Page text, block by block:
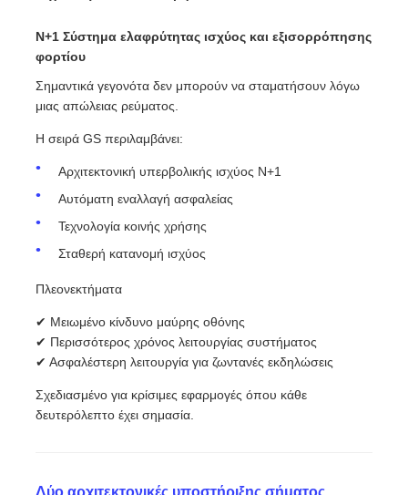
N+1 Σύστημα ελαφρύτητας ισχύος και εξισορρόπησης
φορτίου
Σημαντικά γεγονότα δεν μπορούν να σταματήσουν λόγω
μιας απώλειας ρεύματος.
Η σειρά GS περιλαμβάνει:
Αρχιτεκτονική υπερβολικής ισχύος N+1
Αυτόματη εναλλαγή ασφαλείας
Τεχνολογία κοινής χρήσης
Σταθερή κατανομή ισχύος
Πλεονεκτήματα
✔ Μειωμένο κίνδυνο μαύρης οθόνης
✔ Περισσότερος χρόνος λειτουργίας συστήματος
✔ Ασφαλέστερη λειτουργία για ζωντανές εκδηλώσεις
Σχεδιασμένο για κρίσιμες εφαρμογές όπου κάθε
δευτερόλεπτο έχει σημασία.
Δύο αρχιτεκτονικές υποστήριξης σήματος